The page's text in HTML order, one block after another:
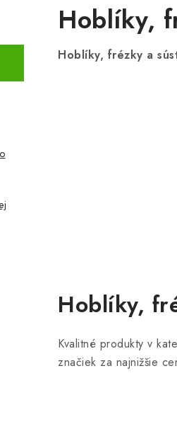
Hoblíky,
Hoblíky, frézky a
Hoblíky,
Kvalitné produkty v
značiek za najnižšie